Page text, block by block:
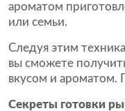
ароматом
или семьи.
Следуя этим
вы сможете
вкусом и ароматом.
Секреты готовки